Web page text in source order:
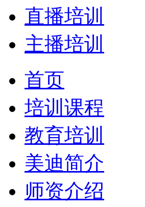
直播培训
主播培训
首页
培训课程
教育培训
美迪简介
师资介绍